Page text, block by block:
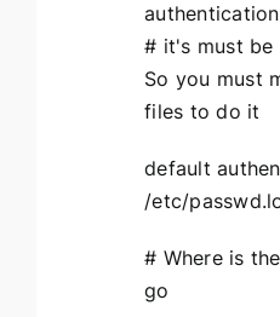
authentication
# it's must be
So you must
files to do it
default
/etc/
# Where is
go